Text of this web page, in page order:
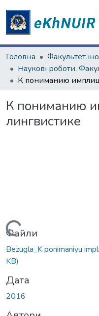
Головна
Факультет
К пониманию
лингвистике
Вантажиться...
Файли
Bezugla_K ponimaniyu
KB)
Дата
2016